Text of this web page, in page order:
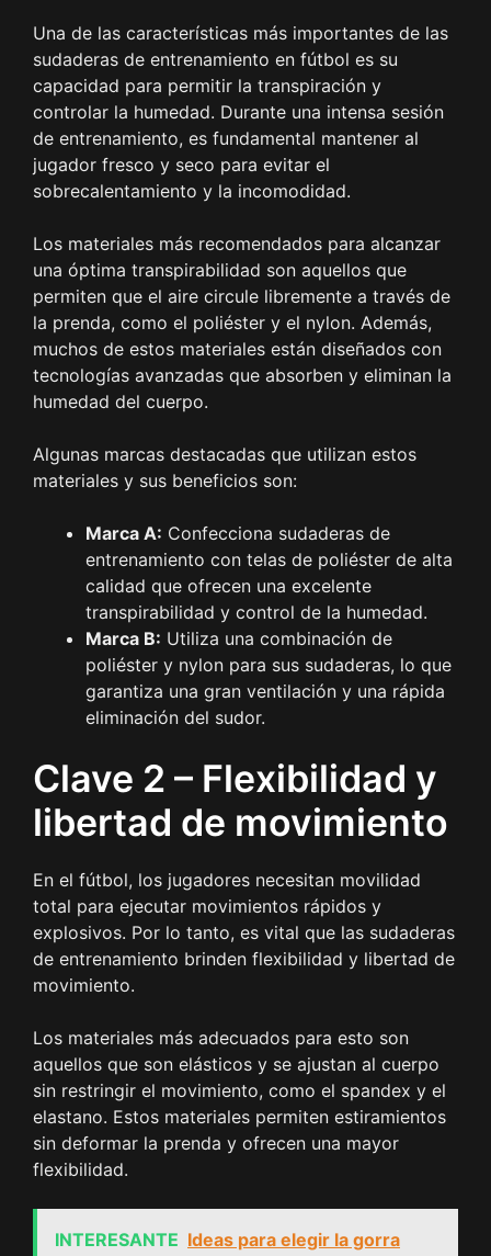
Una de las características más importantes de las
sudaderas de entrenamiento en fútbol es su
capacidad para permitir la transpiración y
controlar la humedad. Durante una intensa sesión
de entrenamiento, es fundamental mantener al
jugador fresco y seco para evitar el
sobrecalentamiento y la incomodidad.
Los materiales más recomendados para alcanzar
una óptima transpirabilidad son aquellos que
permiten que el aire circule libremente a través de
la prenda, como el poliéster y el nylon. Además,
muchos de estos materiales están diseñados con
tecnologías avanzadas que absorben y eliminan la
humedad del cuerpo.
Algunas marcas destacadas que utilizan estos
materiales y sus beneficios son:
Marca A: Confecciona sudaderas de
entrenamiento con telas de poliéster de alta
calidad que ofrecen una excelente
transpirabilidad y control de la humedad.
Marca B: Utiliza una combinación de
poliéster y nylon para sus sudaderas, lo que
garantiza una gran ventilación y una rápida
eliminación del sudor.
Clave 2 – Flexibilidad y
libertad de movimiento
En el fútbol, los jugadores necesitan movilidad
total para ejecutar movimientos rápidos y
explosivos. Por lo tanto, es vital que las sudaderas
de entrenamiento brinden flexibilidad y libertad de
movimiento.
Los materiales más adecuados para esto son
aquellos que son elásticos y se ajustan al cuerpo
sin restringir el movimiento, como el spandex y el
elastano. Estos materiales permiten estiramientos
sin deformar la prenda y ofrecen una mayor
flexibilidad.
INTERESANTE Ideas para elegir la gorra